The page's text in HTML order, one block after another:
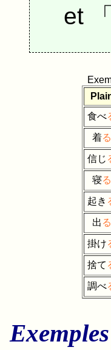
et 「
食べ
着る
信じ
寝る
起き
出 る
掛け
捨て
調べ
Exemples